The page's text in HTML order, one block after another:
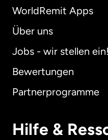
WorldRemit Apps
Über uns
Jobs - wir stellen ein!
Bewertungen
Partnerprogramme
Hilfe &